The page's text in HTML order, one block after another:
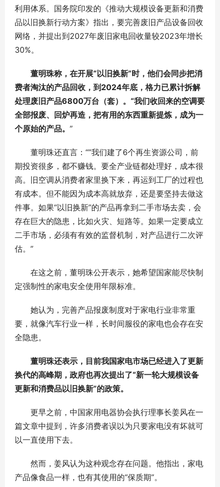
利用体系。国务院印发的《推动大规模设备更新和消费
品以旧换新行动方案》指出，要完善废旧产品设备回收
网络，并提出到2027年废旧家电回收量较2023年增长
30%。
董明珠称，在开展“以旧换新”时，他们会同步把消
费者淘汰的产品回收，到2024年底，格力已累计拆解
处理废旧产品6800万台（套）。“我们收回来的空调要
全部报废、回炉再造，把有用的东西重新提炼，成为一
个原始的产品。 ”
董明珠还直言：“”我们建了6个再生资源公司，前
期投资很多，都不赚钱。要全产业链都处理好，成本很
高。旧空调从消费者家里换下来，再运到工厂的过程也
有成本。但不能因为成本高就放弃，还是要坚持去做这
件事。如果“以旧换新”的产品再拿到二手市场去卖，会
存在巨大的隐患，比如火灾、短路等。如果一定要成立
二手市场，必须有有效的监督机制，对产品进行二次评
估。”
在这之前，董明珠公开表示，她希望国家能尽快制
定强制性的家电安全使用年限标准。
她认为，完善产品报废制度对于家电行业非常重
要，就像汽车行业一样，长时间服役的家电也会存在安
全隐患。
董明珠还表示，目前我国家电市场已经进入了更新
换代的高峰期，政府也再次提出了“新一轮大规模设备
更新和消费品以旧换新”的政策。
更早之前，中国家用电器协会执行理事长姜风在一
篇文章中提到，许多消费者误以为只要家电没有坏就可
以一直使用下去。
然而，姜风认为这种观念存在问题。他指出，家电
产品像食品一样，也有其使用的“保质期”。